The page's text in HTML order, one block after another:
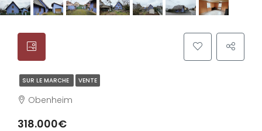
SUR LE MARCHE VENTE
Obenheim
318.000€